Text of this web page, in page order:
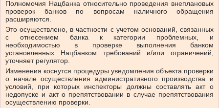
Полномочия Нацбанка относительно проведения внеплановых
проверок банков по вопросам наличного обращения
расширяются.
Это осуществлено, в частности с учетом оснований, связанных
с отнесением банка к категории проблемных, и
необходимостью в проверке выполнения банком
установленных Нацбанком требований и/или ограничений,
уточняет регулятор.
Изменения коснутся процедуры уведомления объекта проверки
о начале осуществления административного производства и
условий, при которых инспекторы должны составлять акт о
недопуске и акт о препятствовании в случае препятствования
осуществлению проверки.